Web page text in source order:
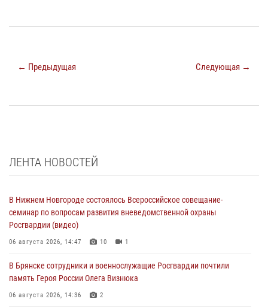
← Предыдущая Следующая →
ЛЕНТА НОВОСТЕЙ
В Нижнем Новгороде состоялось Всероссийское совещание-
семинар по вопросам развития вневедомственной охраны
Росгвардии (видео)
06 августа 2026, 14:47 10 1
В Брянске сотрудники и военнослужащие Росгвардии почтили
память Героя России Олега Визнюка
06 августа 2026, 14:36 2